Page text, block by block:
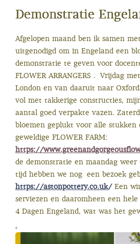
Demonstratie
Afgelopen maand ben ik samen
uitgenodigd om in Engeland een
demonstratie te geven voor
FLOWER ARRANGERS . Vrijdag
London en van daaruit naar
vol met takkerige constructies,
aantal goed verpakte vazen.
bloemen geplukt voor alle stukken
geweldige FLOWER FARM:
https://
de demonstratie en maandag
tijd hebben we nog een bezoek
https://astonpottery.co.uk/Een
serviezen en daaromheen een
4 Dagen Engeland, wat was het
.